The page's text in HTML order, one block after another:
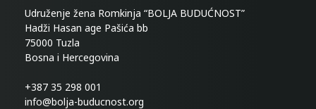
Udruženje žena Romkinja “BOLJA BUDUĆNOST”
Hadži Hasan age Pašića bb
75000 Tuzla
Bosna i Hercegovina
+387 35 298 001
info@bolja-buducnost.org